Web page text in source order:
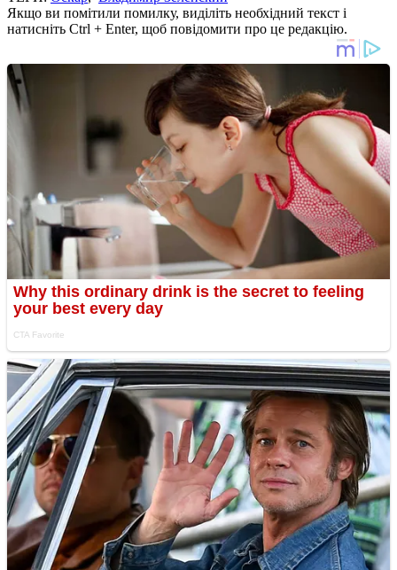
Якщо ви помітили помилку, виділіть необхідний текст і
натисніть Ctrl + Enter, щоб повідомити про це редакцію.